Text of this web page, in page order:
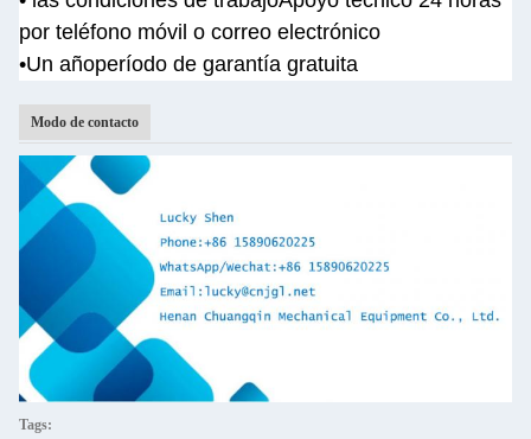
por teléfono móvil o correo electrónico
•Un añoperíodo de garantía gratuita
Modo de contacto
Tags: